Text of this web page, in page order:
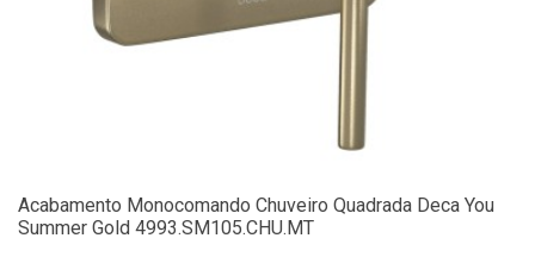
Acabamento Monocomando Chuveiro Quadrada Deca You
Summer Gold 4993.SM105.CHU.MT